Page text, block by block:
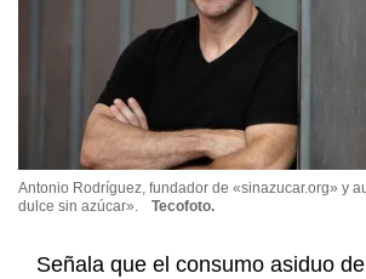
Antonio Rodríguez, fundador de «sinazucar.org» y
dulce sin azúcar».
Tecofoto.
Señala que el consumo asiduo